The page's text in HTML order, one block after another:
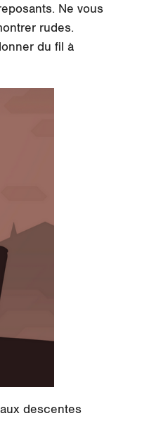
Ne vous
rudes.
du fil à
descentes